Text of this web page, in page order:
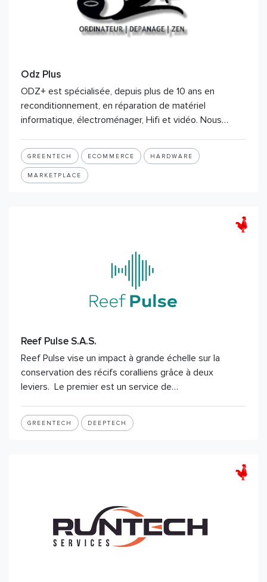
Odz Plus
ODZ+ est spécialisée, depuis plus de 10 ans en
reconditionnement, en réparation de matériel
informatique, électroménager, Hifi et vidéo. Nous…
GREENTECH ECOMMERCE HARDWARE
MARKETPLACE
Reef Pulse S.A.S.
Reef Pulse vise un impact à grande échelle sur la
conservation des récifs coralliens grâce à deux
leviers. Le premier est un service de…
GREENTECH DEEPTECH